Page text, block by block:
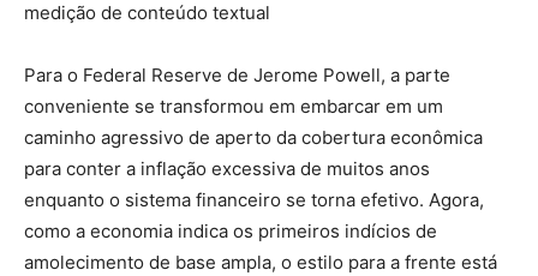
medição de conteúdo textual
Para o Federal Reserve de Jerome Powell, a parte
conveniente se transformou em embarcar em um
caminho agressivo de aperto da cobertura econômica
para conter a inflação excessiva de muitos anos
enquanto o sistema financeiro se torna efetivo. Agora,
como a economia indica os primeiros indícios de
amolecimento de base ampla, o estilo para a frente está